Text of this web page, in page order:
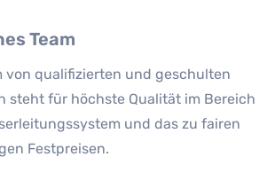
Team
von qualifizierten und geschulten
steht für höchste Qualität im Bereich
und das zu fairen
Festpreisen.